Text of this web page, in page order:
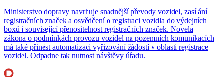
Ministerstvo dopravy navrhuje snadnější převody vozidel, zasílání
registračních značek a osvědčení o registraci vozidla do výdejních
boxů i související přenositelnost registračních značek. Novela
zákona o podmínkách provozu vozidel na pozemních komunikacích
má také přinést automatizaci vyřizování žádostí v oblasti registrace
vozidel. Odpadne tak nutnost návštěvy úřadu.